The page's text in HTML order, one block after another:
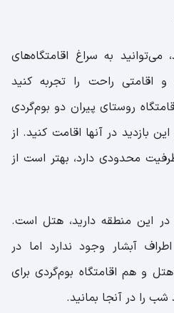
به سراغ اقامتگاه‌های
و اقامتی راحت را تجربه کنید
روستای پیران دو بوم‌گردی
بازدید در آنها اقامت کنید. از
محدودی دارد، بهتر است از
در این منطقه دارید، هتل است.
آبشار وجود ندارد اما در
و هم اقامتگاه بوم‌گردی برای
را در آنجا بمانید.